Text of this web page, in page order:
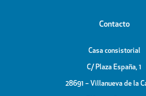
Contacto
Casa consistorial
C/ Plaza España, 1
28691 – Villanueva de la